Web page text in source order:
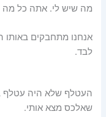
מה שיש לי. אתה כל מה
אנחנו מתחבקים באותו
לבד.
העטלף שלא היה עטלף
שאלכס מצא אותי.